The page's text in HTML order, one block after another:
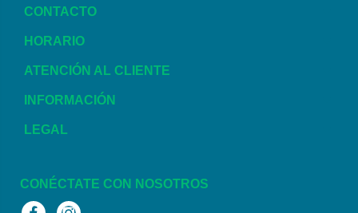
CONTACTO
HORARIO
ATENCIÓN AL CLIENTE
INFORMACIÓN
LEGAL
CONÉCTATE CON NOSOTROS